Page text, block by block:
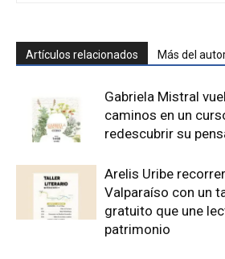
Artículos relacionados Más del
Gabriela Mistral
caminos en un
redescubrir su
Arelis Uribe
Valparaíso con un
gratuito que une
patrimonio